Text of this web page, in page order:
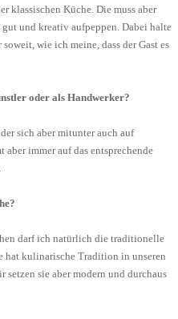
klassischen Küche. Die muss aber
und kreativ aufpeppen. Dabei halte
wie ich meine, dass der Gast es
oder als Handwerker?
sich aber mitunter auch auf
immer auf das entsprechende
darf ich natürlich die traditionelle
hat kulinarische Tradition in unseren
setzen sie aber modern und durchaus